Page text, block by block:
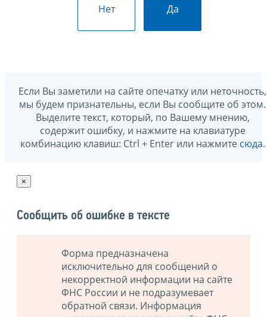
Нет Да
Если Вы заметили на сайте опечатку или неточность,
мы будем признательны, если Вы сообщите об этом.
Выделите текст, который, по Вашему мнению,
содержит ошибку, и нажмите на клавиатуре
комбинацию клавиш: Ctrl + Enter или нажмите сюда.
×
Сообщить об ошибке в тексте
Форма предназначена
исключительно для сообщений о
некорректной информации на сайте
ФНС России и не подразумевает
обратной связи. Информация